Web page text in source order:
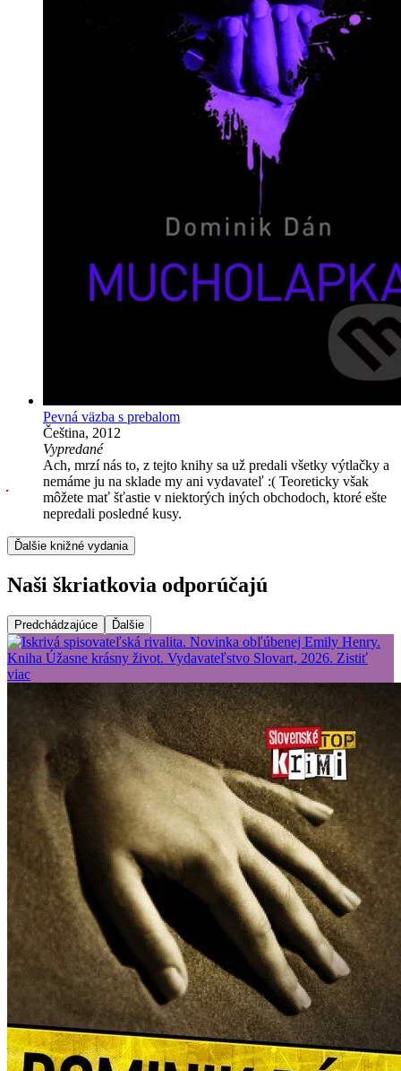
Pevná väzba s prebalom
Čeština, 2012
Vypredané
Ach, mrzí nás to, z tejto knihy sa už predali všetky výtlačky a
nemáme ju na sklade my ani vydavateľ :( Teoreticky však
môžete mať šťastie v niektorých iných obchodoch, ktoré ešte
nepredali posledné kusy.
Ďalšie knižné vydania
Naši škriatkovia odporúčajú
Predchádzajúce Ďalšie